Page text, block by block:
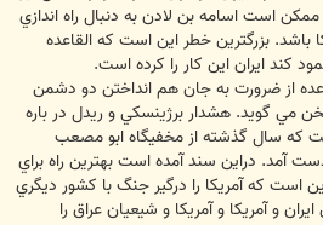
است اسامه بن لادن به دنبال راه اندازي
باشد. بزرگترين خطر اين است كه القاعده
كند ايران اين كار را كرده است.
از ضرورت به جان هم انداختن دو دشمن
مي گويد. هشدار برژينسكي و ريدل در باره
كه سال گذشته از مخفيگاه ابو مصعب
آمد. دراين سند آمده است بهترين راه براي
است كه آمريكا را درگير جنگ با كشور ديگري
و آمريكا و آمريكا و شيعيان عراق را